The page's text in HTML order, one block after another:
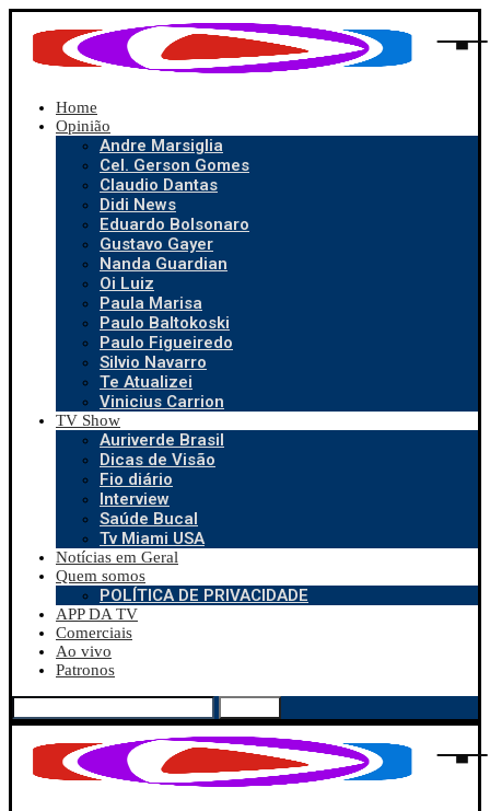
Home
Opinião
Andre Marsiglia
Cel. Gerson Gomes
Claudio Dantas
Didi News
Eduardo Bolsonaro
Gustavo Gayer
Nanda Guardian
Oi Luiz
Paula Marisa
Paulo Baltokoski
Paulo Figueiredo
Silvio Navarro
Te Atualizei
Vinicius Carrion
TV Show
Auriverde Brasil
Dicas de Visão
Fio diário
Interview
Saúde Bucal
Tv Miami USA
Notícias em Geral
Quem somos
POLÍTICA DE PRIVACIDADE
APP DA TV
Comerciais
Ao vivo
Patronos